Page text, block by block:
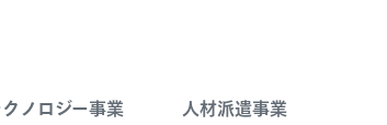
ノロジー事業 人材派遣事業